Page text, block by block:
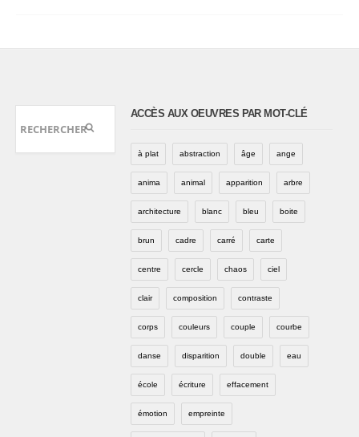
ACCÈS AUX OEUVRES PAR MOT-CLÉ
à plat abstraction âge ange
anima animal apparition arbre
architecture blanc bleu boite
brun cadre carré carte
centre cercle chaos ciel
clair composition contraste
corps couleurs couple courbe
danse disparition double eau
école écriture effacement
émotion empreinte